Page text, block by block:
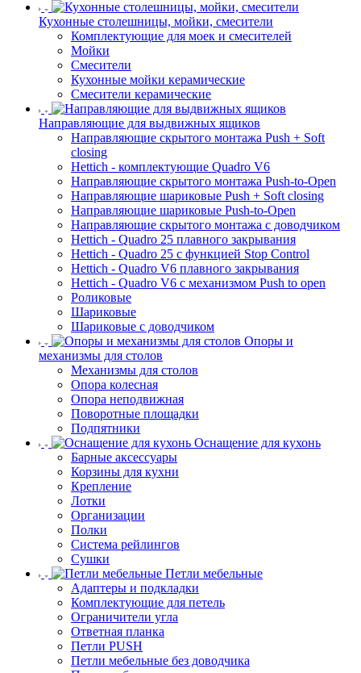
Кухонные столешницы, мойки, смесители
Комплектующие для моек и смесителей
Мойки
Смесители
Кухонные мойки керамические
Смесители керамические
Направляющие для выдвижных ящиков
Направляющие скрытого монтажа Push + Soft
closing
Hettich - комплектующие Quadro V6
Направляющие скрытого монтажа Push-to-Open
Направляющие шариковые Push + Soft closing
Направляющие шариковые Push-to-Open
Направляющие скрытого монтажа с доводчиком
Hettich - Quadro 25 плавного закрывания
Hettich - Quadro 25 с функцией Stop Control
Hettich - Quadro V6 плавного закрывания
Hettich - Quadro V6 с механизмом Push to open
Роликовые
Шариковые
Шариковые с доводчиком
Опоры и
механизмы для столов
Механизмы для столов
Опора колесная
Опора неподвижная
Поворотные площадки
Подпятники
Оснащение для кухонь
Барные аксессуары
Корзины для кухни
Крепление
Лотки
Организации
Полки
Система рейлингов
Сушки
Петли мебельные
Адаптеры и подкладки
Комплектующие для петель
Ограничители угла
Ответная планка
Петли PUSH
Петли мебельные без доводчика